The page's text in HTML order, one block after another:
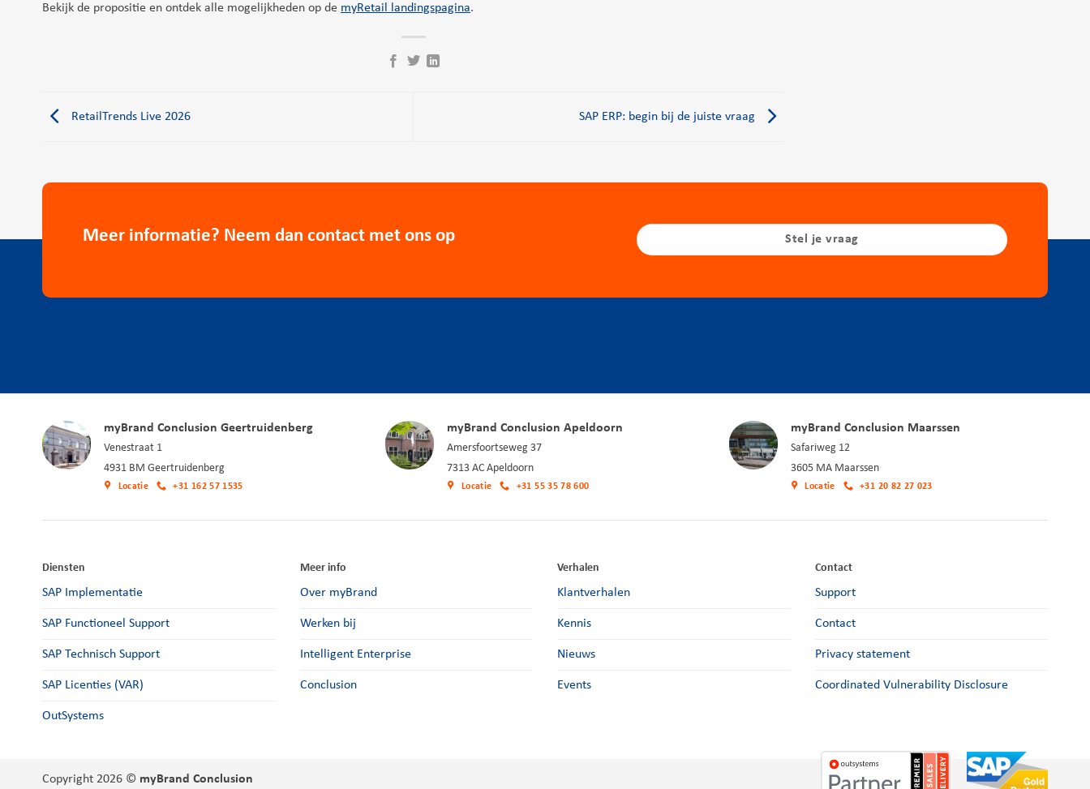
Bekijk de propositie en ontdek alle mogelijkheden op de myRetail landingspagina.
RetailTrends Live 2026 SAP ERP: begin bij de juiste vraag
Meer informatie? Neem dan contact met ons op Stel je vraag
myBrand Conclusion Geertruidenberg
Venestraat 1
4931 BM Geertruidenberg
Locatie +31 162 57 1535
myBrand Conclusion Apeldoorn
Amersfoortseweg 37
7313 AC Apeldoorn
Locatie +31 55 35 78 600
myBrand Conclusion Maarssen
Safariweg 12
3605 MA Maarssen
Locatie +31 20 82 27 023
Diensten
SAP Implementatie
SAP Functioneel Support
SAP Technisch Support
SAP Licenties (VAR)
OutSystems
Meer info
Over myBrand
Werken bij
Intelligent Enterprise
Conclusion
Verhalen
Klantverhalen
Kennis
Nieuws
Events
Contact
Support
Contact
Privacy statement
Coordinated Vulnerability Disclosure
Copyright 2026 © myBrand Conclusion